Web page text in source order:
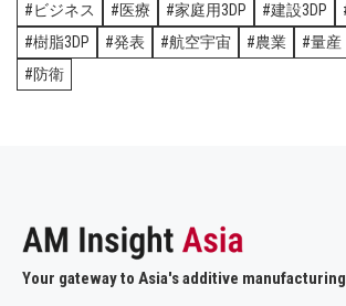
ビジネス
医療 家庭用3DP 建設3DP
樹脂3DP
発表 航空宇宙 農業 量産
防衛
Your gateway to Asia's additive manufacturing